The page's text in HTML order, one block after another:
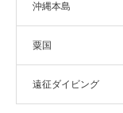
沖縄本島
粟国
遠征ダイビング